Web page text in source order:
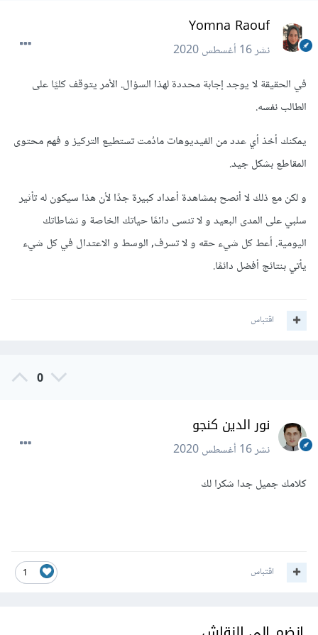
Yomna Raouf
نشر16 أغسطس 2020
في الحقيقة لا يوجد إجابة محددة لهذا السؤال. الأمر يتوقف كليًا على
الطالب نفسه.
يمكنك أخذ أي عدد من الفيديوهات مادُمت تستطيع التركيز و فهم محتوى
المقاطع بشكل جيد.
و لكن مع ذلك لا أنصح بمشاهدة أعداد كبيرة جدًا لأن هذا سيكون له تأثير
سلبي على المدى البعيد و لا تنسى دائمًا حياتك الخاصة و نشاطاتك
اليومية. أعط كل شيء حقه و لا تسرف, الوسط و الاعتدال في كل شيء
يأتي بنتائج أفضل دائمًا.
اقتباس
0
نور الدين كنجو
نشر16 أغسطس 2020
كلامك جميل جدا شكرا لك
1 اقتباس